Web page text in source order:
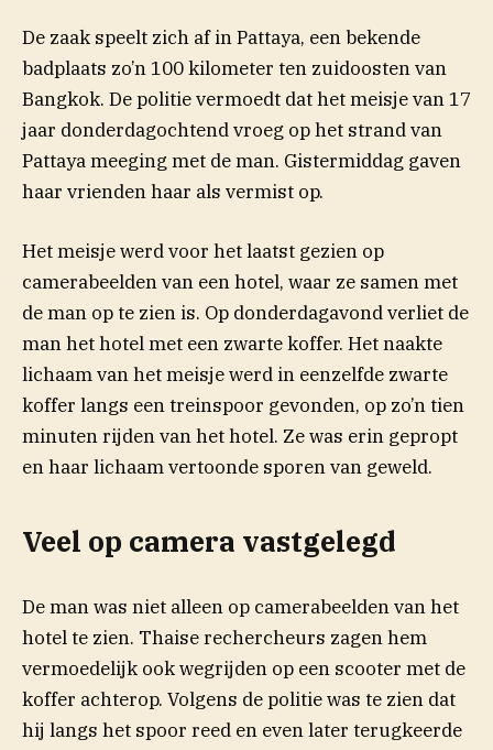
De zaak speelt zich af in Pattaya, een bekende
badplaats zo’n 100 kilometer ten zuidoosten van
Bangkok. De politie vermoedt dat het meisje van 17
jaar donderdagochtend vroeg op het strand van
Pattaya meeging met de man. Gistermiddag gaven
haar vrienden haar als vermist op.
Het meisje werd voor het laatst gezien op
camerabeelden van een hotel, waar ze samen met
de man op te zien is. Op donderdagavond verliet de
man het hotel met een zwarte koffer. Het naakte
lichaam van het meisje werd in eenzelfde zwarte
koffer langs een treinspoor gevonden, op zo’n tien
minuten rijden van het hotel. Ze was erin gepropt
en haar lichaam vertoonde sporen van geweld.
Veel op camera vastgelegd
De man was niet alleen op camerabeelden van het
hotel te zien. Thaise rechercheurs zagen hem
vermoedelijk ook wegrijden op een scooter met de
koffer achterop. Volgens de politie was te zien dat
hij langs het spoor reed en even later terugkeerde